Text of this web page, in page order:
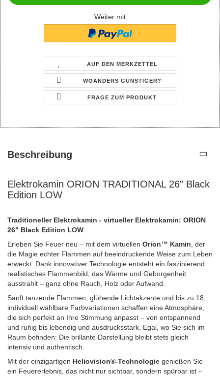
Weiter mit
AUF DEN MERKZETTEL
WOANDERS GÜNSTIGER?
FRAGE ZUM PRODUKT
Beschreibung
Elektrokamin ORION TRADITIONAL 26" Black
Edition LOW
Traditioneller Elektrokamin - virtueller Elektrokamin: ORION
26" Black Edition LOW
Erleben Sie Feuer neu – mit dem virtuellen Orion™ Kamin , der
die Magie echter Flammen auf beeindruckende Weise zum Leben
erweckt. Dank innovativer Technologie entsteht ein faszinierend
realistisches Flammenbild, das Wärme und Geborgenheit
ausstrahlt – ganz ohne Rauch, Holz oder Aufwand.
Sanft tanzende Flammen, glühende Lichtakzente und bis zu 18
individuell wählbare Farbvariationen schaffen eine Atmosphäre,
die sich perfekt an Ihre Stimmung anpasst – von entspannend
und ruhig bis lebendig und ausdrucksstark. Egal, wo Sie sich im
Raum befinden: Die brillante Darstellung bleibt stets gleich
intensiv und authentisch.
Mit der einzigartigen Heliovision®-Technologie genießen Sie
ein Feuererlebnis, das nicht nur sichtbar, sondern spürbar ist –